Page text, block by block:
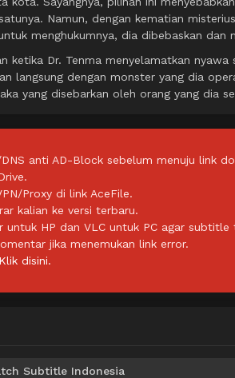
Namun, dengan kematian
menghukumnya, dia dibebaskan dan
ketika Dr. Tenma menyelamatkan
langsung dengan monster yang dia
yang disebarkan oleh orang yang dia
anti AD-Block sebelum menuju link
Proxy di link AceFile.
kalian ke versi terbaru.
untuk HP dan VLC untuk PC agar subtitle
jika menemukan link error.
Klik disini.
Subtitle Indonesia